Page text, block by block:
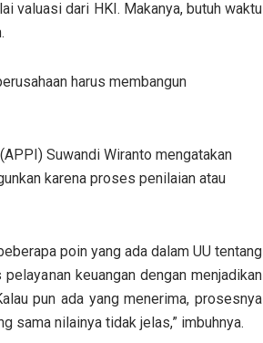
valuasi dari HKI. Makanya, butuh waktu
harus membangun
Suwandi Wiranto mengatakan
karena proses penilaian atau
poin yang ada dalam UU tentang
keuangan dengan menjadikan
pun ada yang menerima, prosesnya
sama nilainya tidak jelas,” imbuhnya.